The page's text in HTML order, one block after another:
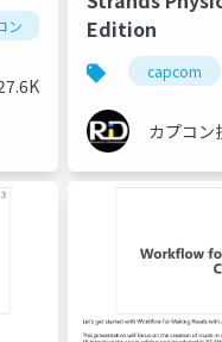
cedec2015
シ
ン カプコン技研
Edition
capcom
カプコン